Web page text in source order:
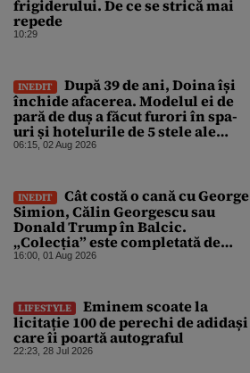
frigiderului. De ce se strică mai
repede
10:29
INEDIT
După 39 de ani, Doina își
închide afacerea. Modelul ei de
pară de duș a făcut furori în spa-
uri și hotelurile de 5 stele ale
lumii. Ce nu a mai mers
06:15, 02 Aug 2026
INEDIT
Cât costă o cană cu George
Simion, Călin Georgescu sau
Donald Trump în Balcic.
„Colecția” este completată de
Nicușor Dan, Ceaușescu și Stalin
16:00, 01 Aug 2026
LIFESTYLE
Eminem scoate la
licitație 100 de perechi de adidași
care îi poartă autograful
22:23, 28 Jul 2026